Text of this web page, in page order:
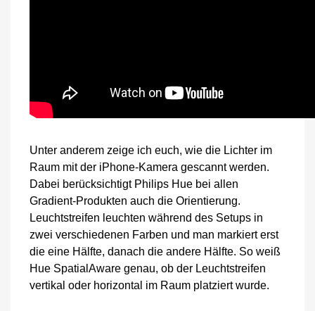
Unter anderem zeige ich euch, wie die Lichter im
Raum mit der iPhone-Kamera gescannt werden.
Dabei berücksichtigt Philips Hue bei allen
Gradient-Produkten auch die Orientierung.
Leuchtstreifen leuchten während des Setups in
zwei verschiedenen Farben und man markiert erst
die eine Hälfte, danach die andere Hälfte. So weiß
Hue SpatialAware genau, ob der Leuchtstreifen
vertikal oder horizontal im Raum platziert wurde.